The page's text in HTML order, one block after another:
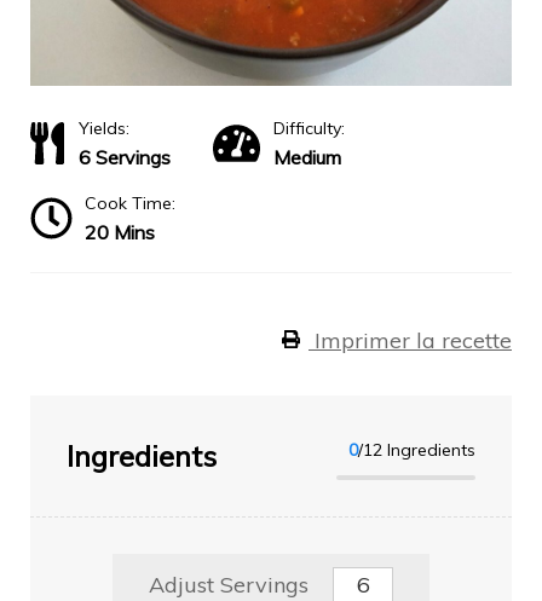
Yields:
6 Servings
Difficulty:
Medium
Cook Time:
20 Mins
Imprimer la recette
Ingredients 0/12 Ingredients
Adjust Servings